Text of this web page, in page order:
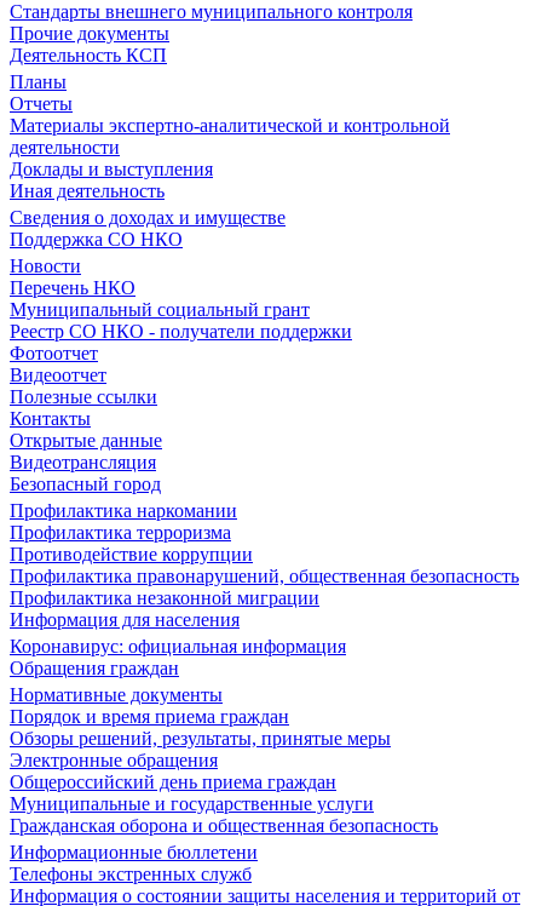
Стандарты внешнего муниципального контроля
Прочие документы
Деятельность КСП
Планы
Отчеты
Материалы экспертно-аналитической и контрольной
деятельности
Доклады и выступления
Иная деятельность
Сведения о доходах и имуществе
Поддержка СО НКО
Новости
Перечень НКО
Муниципальный социальный грант
Реестр СО НКО - получатели поддержки
Фотоотчет
Видеоотчет
Полезные ссылки
Контакты
Открытые данные
Видеотрансляция
Безопасный город
Профилактика наркомании
Профилактика терроризма
Противодействие коррупции
Профилактика правонарушений, общественная безопасность
Профилактика незаконной миграции
Информация для населения
Коронавирус: официальная информация
Обращения граждан
Нормативные документы
Порядок и время приема граждан
Обзоры решений, результаты, принятые меры
Электронные обращения
Общероссийский день приема граждан
Муниципальные и государственные услуги
Гражданская оборона и общественная безопасность
Информационные бюллетени
Телефоны экстренных служб
Информация о состоянии защиты населения и территорий от